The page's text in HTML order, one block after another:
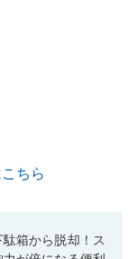
ちら
箱から脱却！ス